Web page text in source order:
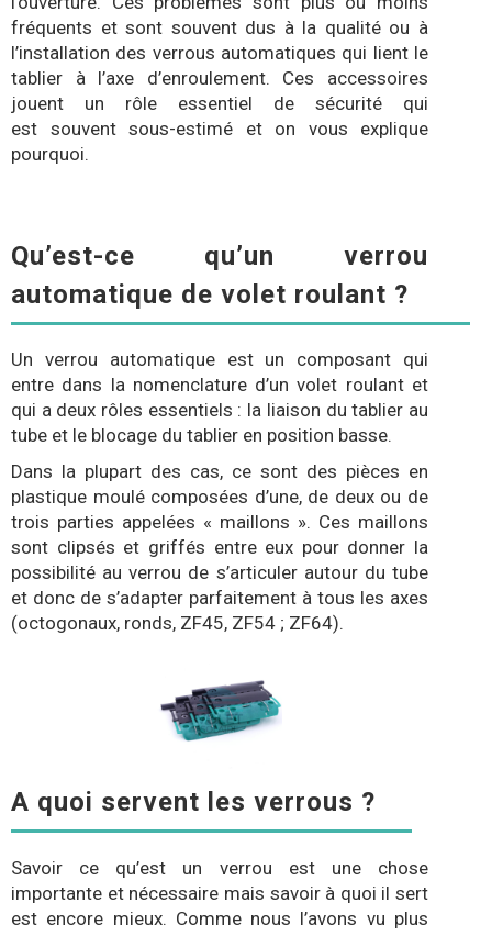
fréquents et sont souvent dus à la qualité ou à
l’installation des verrous automatiques qui lient le
tablier à l’axe d’enroulement. Ces accessoires
jouent un rôle essentiel de sécurité qui
est souvent sous-estimé et on vous explique
pourquoi.
Qu’est-ce qu’un verrou
automatique de volet roulant ?
Un verrou automatique est un composant qui
entre dans la nomenclature d’un volet roulant et
qui a deux rôles essentiels : la liaison du tablier au
tube et le blocage du tablier en position basse.
Dans la plupart des cas, ce sont des pièces en
plastique moulé composées d’une, de deux ou de
trois parties appelées « maillons ». Ces maillons
sont clipsés et griffés entre eux pour donner la
possibilité au verrou de s’articuler autour du tube
et donc de s’adapter parfaitement à tous les axes
(octogonaux, ronds, ZF45, ZF54 ; ZF64).
A quoi servent les verrous ?
Savoir ce qu’est un verrou est une chose
importante et nécessaire mais savoir à quoi il sert
est encore mieux. Comme nous l’avons vu plus